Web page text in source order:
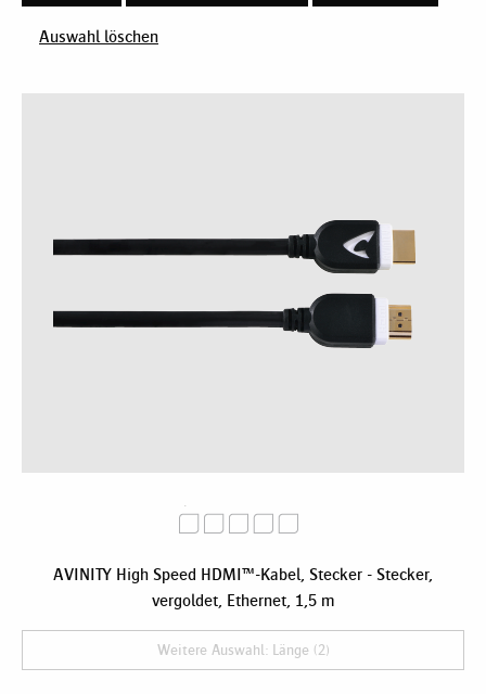
Auswahl löschen
AVINITY High Speed HDMI™-Kabel, Stecker - Stecker,
vergoldet, Ethernet, 1,5 m
Weitere Auswahl: Länge (2)